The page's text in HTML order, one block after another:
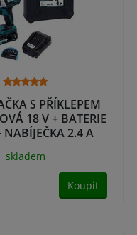
S PŘÍKLEPEM
18 V + BATERIE
NABÍJEČKA 2.4 A
skladem
Koupit